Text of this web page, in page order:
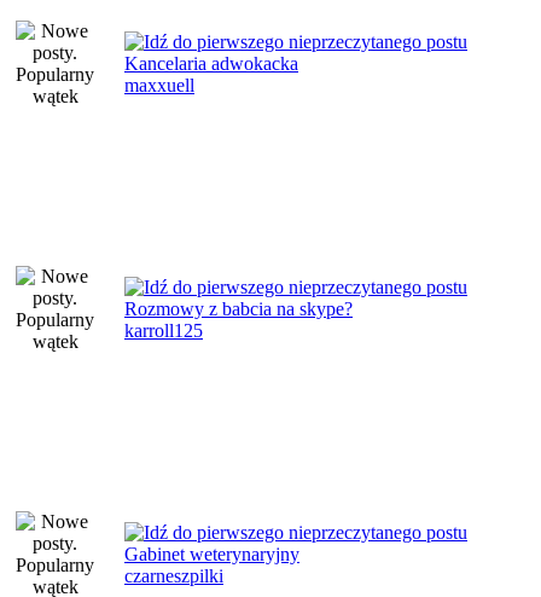
Kancelaria adwokacka
maxxuell
Rozmowy z babcia na skype?
karroll125
Gabinet weterynaryjny
czarneszpilki